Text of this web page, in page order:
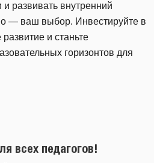
развивать внутренний
— ваш выбор. Инвестируйте в
и станьте
горизонтов для
всех педагогов!